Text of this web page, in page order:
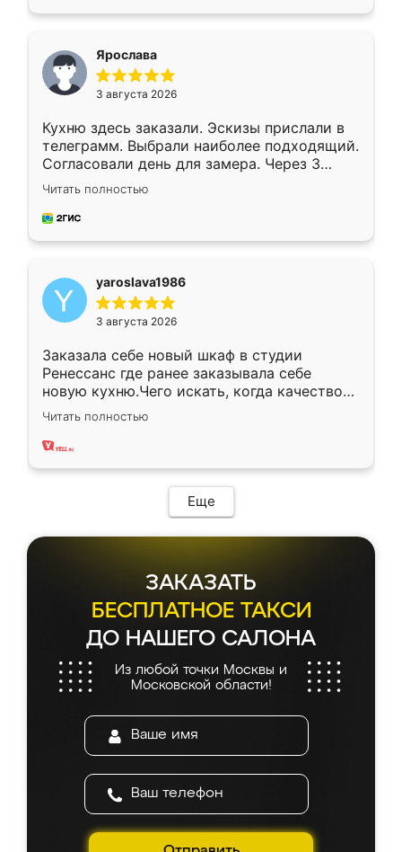
Ярослава
3 августа 2026
Кухню здесь заказали. Эскизы прислали в
телеграмм. Выбрали наиболее подходящий.
Согласовали день для замера. Через 3
недели кухня была уже готова. Остались
довольны работой. Спасибо Ренессанс
мебель за качественную работу!
Читать полностью
yaroslava1986
3 августа 2026
Заказала себе новый шкаф в студии
Ренессанс где ранее заказывала себе
новую кухню.Чего искать, когда качеством
вполне довольна. Служит кухня уже почти
два года, нареканий нет.
Читать полностью
Еще
ЗАКАЗАТЬ
БЕСПЛАТНОЕ ТАКСИ
ДО НАШЕГО САЛОНА
Из любой точки Москвы и
Московской области!